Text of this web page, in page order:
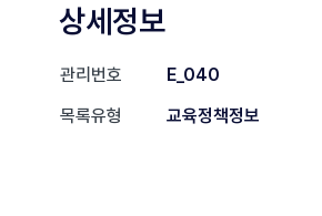
상세정보
관리번호
E_040
목록유형
교육정책정보